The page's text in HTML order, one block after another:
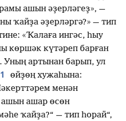
ашын әҙерләгеҙ», —
ҡайҙа әҙерләргә?» — тип
«Ҡалаға ингәс, һыу
көршәк күтәреп барған
артынан барып, ул
өйҙөң хужаһына:
менән
ашар өсөн
ҡайҙа?“ — тип һорай“,